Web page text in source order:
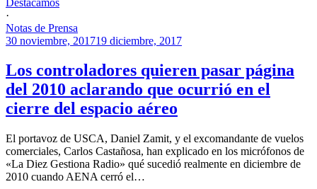
·
Notas de Prensa
30 noviembre, 201719 diciembre, 2017
Los controladores quieren pasar página
del 2010 aclarando que ocurrió en el
cierre del espacio aéreo
El portavoz de USCA, Daniel Zamit, y el excomandante de vuelos
comerciales, Carlos Castañosa, han explicado en los micrófonos de
«La Diez Gestiona Radio» qué sucedió realmente en diciembre de
2010 cuando AENA cerró el…